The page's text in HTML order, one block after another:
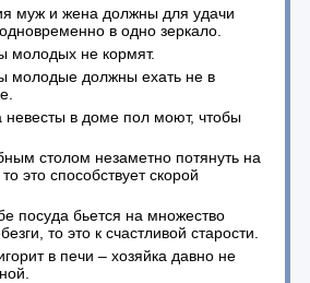
муж и жена должны для удачи
в одно зеркало.
молодых не кормят.
молодые должны ехать не в
невесты в доме пол моют, чтобы
столом незаметно потянуть на
это способствует скорой
посуда бьется на множество
то это к счастливой старости.
в печи – хозяйка давно не